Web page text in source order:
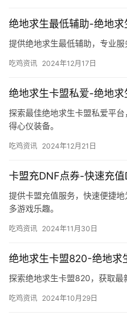
绝地求生最低辅助-绝地
提供绝地求生最低辅助，专业服
吃鸡资讯 2024年12月17日
绝地求生卡盟私爱-绝地
探索最佳绝地求生卡盟私爱平
得心仪装备。
吃鸡资讯 2024年12月21日
卡盟充DNF点券-快速充
提供卡盟充值服务，快速便捷
多游戏乐趣。
吃鸡资讯 2024年11月30日
绝地求生卡盟820-绝地求
探索绝地求生卡盟820，获取最
吃鸡资讯 2024年10月29日